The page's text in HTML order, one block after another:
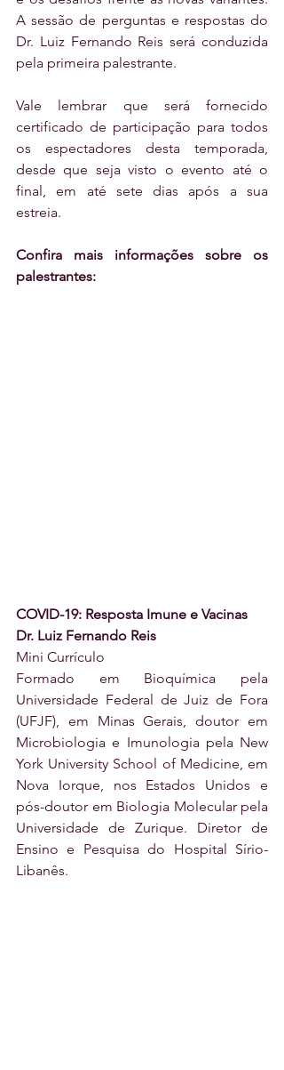
A sessão de perguntas e respostas do
Dr. Luiz Fernando Reis será conduzida
pela primeira palestrante.
Vale lembrar que será fornecido
certificado de participação para todos
os espectadores desta temporada,
desde que seja visto o evento até o
final, em até sete dias após a sua
estreia.
Confira mais informações sobre os
palestrantes:
COVID-19: Resposta Imune e Vacinas
Dr. Luiz Fernando Reis
Mini Currículo
Formado em Bioquímica pela
Universidade Federal de Juiz de Fora
(UFJF), em Minas Gerais, doutor em
Microbiologia e Imunologia pela New
York University School of Medicine, em
Nova Iorque, nos Estados Unidos e
pós-doutor em Biologia Molecular pela
Universidade de Zurique. Diretor de
Ensino e Pesquisa do Hospital Sírio-
Libanês.